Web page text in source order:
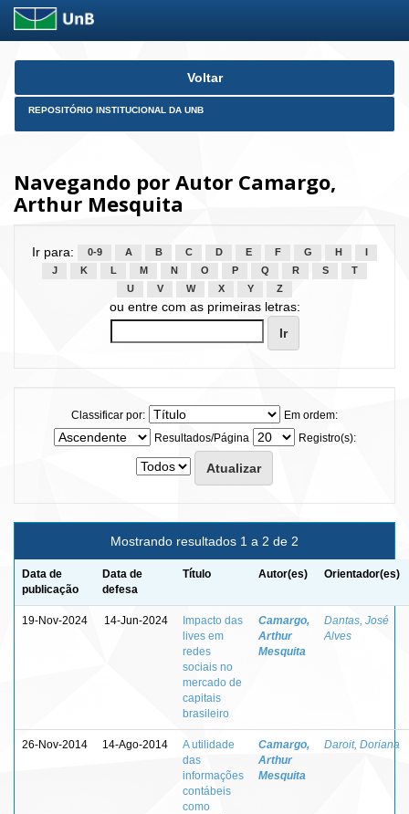
Skip
Voltar
REPOSITÓRIO INSTITUCIONAL DA UNB
Navegando por Autor Camargo,
Arthur Mesquita
Ir para: 0-9 A B C D E F G H
J
K L M N O P Q R S
T
U
V W X Y Z
ou entre com as primeiras letras:
Classificar por:
Em ordem:
Resultados/Página
Registro(s):
Mostrando resultados 1 a 2 de 2
Data de
publicação
Data de
defesa
Título Autor(es) Orientador(es)
19-Nov-2024 14-Jun-2024
Impacto das
lives em
redes
sociais no
mercado de
capitais
brasileiro
Camargo,
Arthur
Mesquita
Dantas, José
Alves
26-Nov-2014 14-Ago-2014
A utilidade
das
informações
contábeis
como
Camargo,
Arthur
Mesquita
Daroit, Doriana